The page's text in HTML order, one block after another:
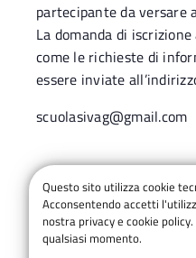
partecipante da versare
La domanda di
come le richieste di
essere inviate
scuolasivag@gmail.com
Questo sito utilizza cookie
Acconsentendo accetti
nostra privacy e cookie
qualsiasi momento.